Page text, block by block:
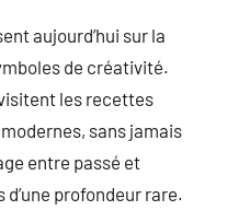
aujourd’hui sur la
de créativité.
les recettes
sans jamais
entre passé et
profondeur rare.